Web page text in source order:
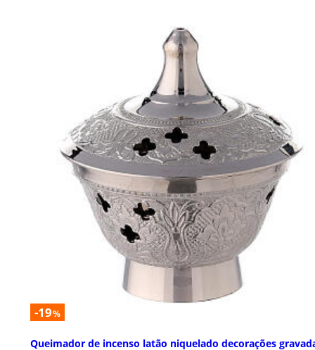
-19%
Queimador de incenso latão niquelado decorações